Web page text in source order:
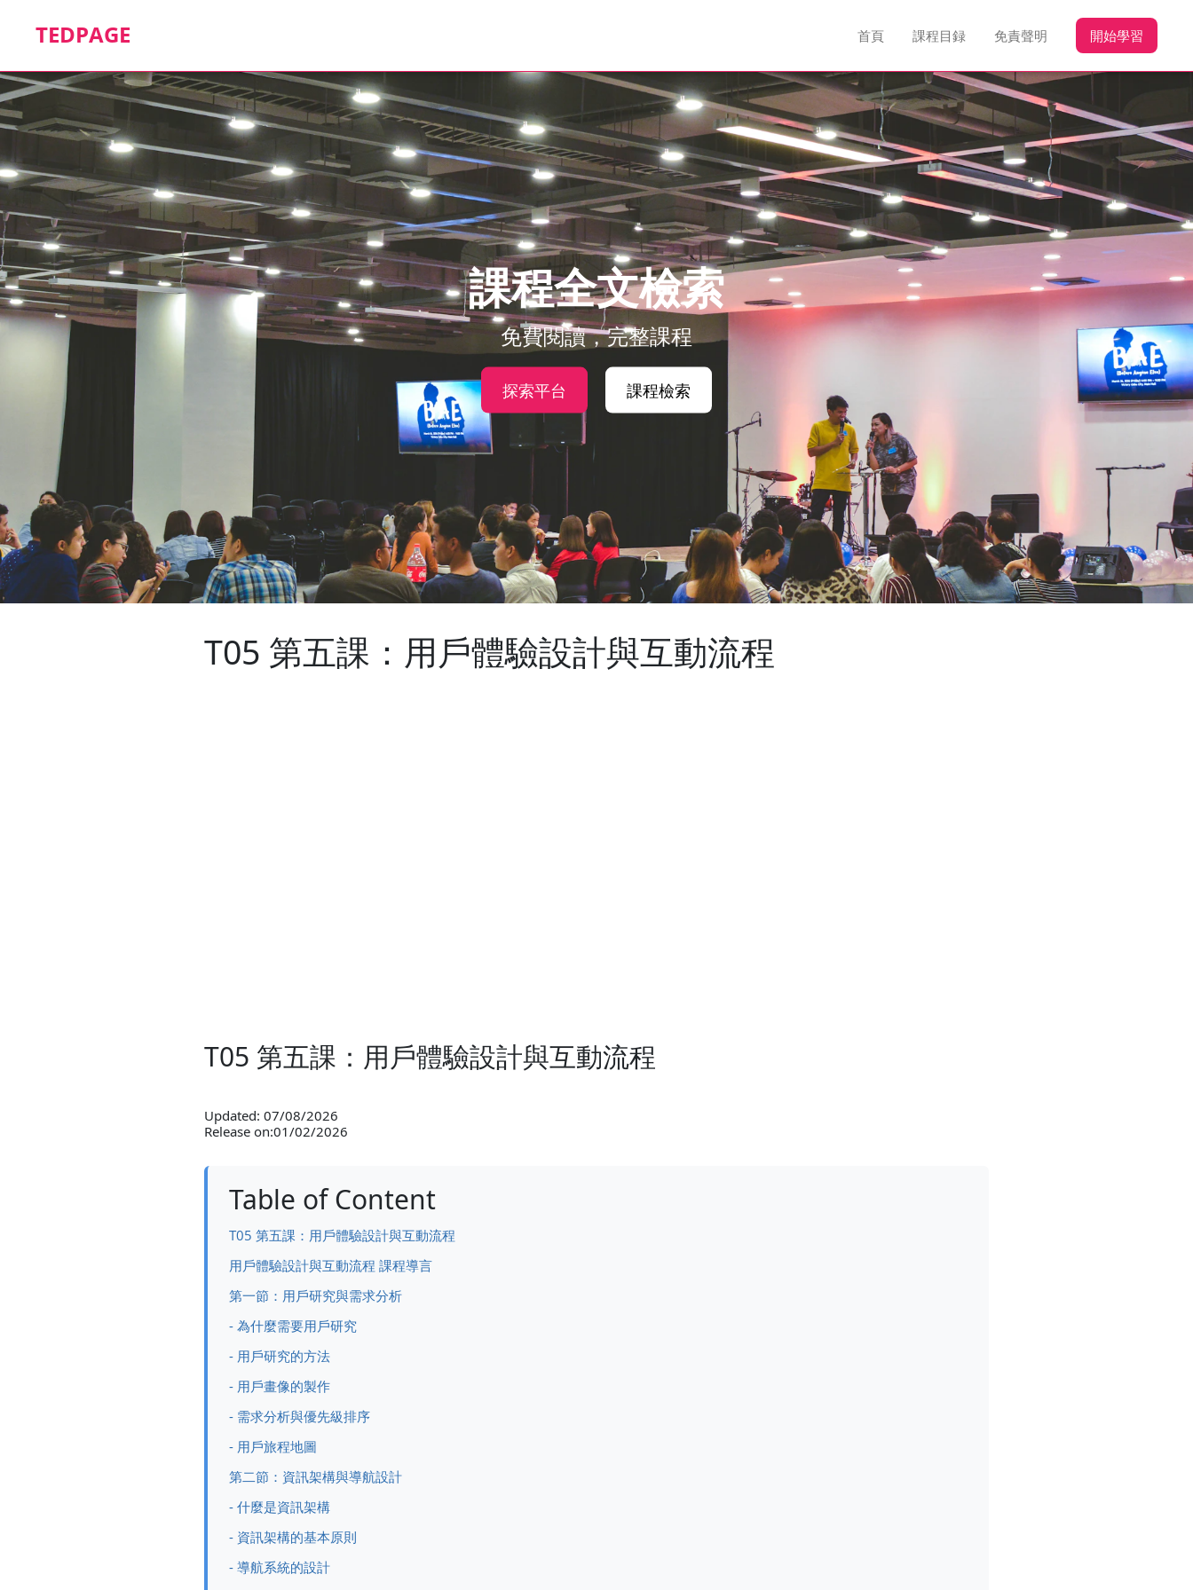
TEDPAGE 首頁 課程目録 免責聲明 開始學習
課程全文檢索
免費閱讀，完整課程
探索平台 課程檢索
T05 第五課：用戶體驗設計與互動流程
T05 第五課：用戶體驗設計與互動流程
Updated: 07/08/2026
Release on:01/02/2026
Table of Content
T05 第五課：用戶體驗設計與互動流程
用戶體驗設計與互動流程 課程導言
第一節：用戶研究與需求分析
- 為什麼需要用戶研究
- 用戶研究的方法
- 用戶畫像的製作
- 需求分析與優先級排序
- 用戶旅程地圖
第二節：資訊架構與導航設計
- 什麼是資訊架構
- 資訊架構的基本原則
- 導航系統的設計